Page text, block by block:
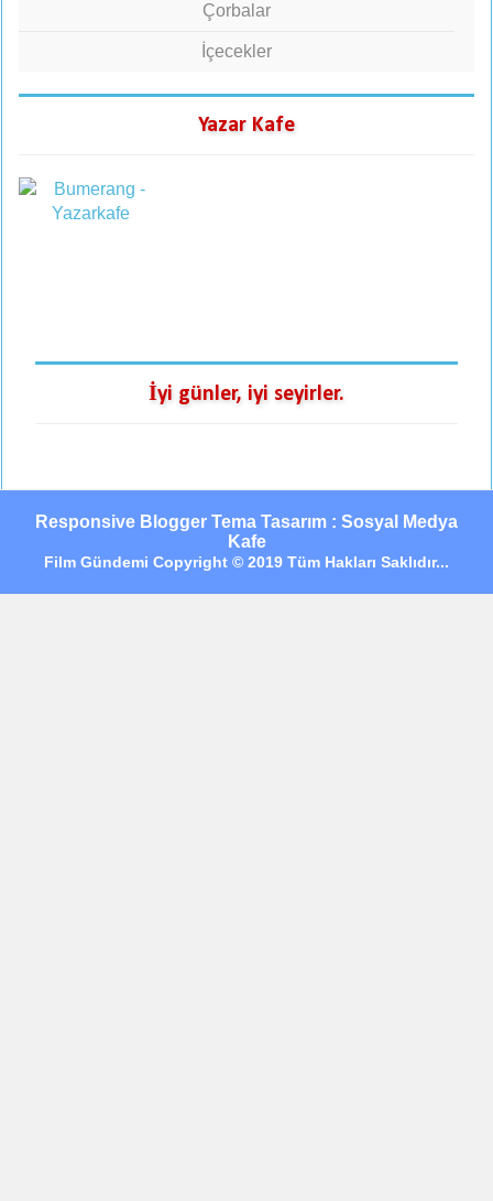
Çorbalar
İçecekler
Yazar Kafe
İyi günler, iyi seyirler.
Responsive Blogger Tema Tasarım : Sosyal Medya
Kafe
Film Gündemi Copyright © 2019 Tüm Hakları Saklıdır...